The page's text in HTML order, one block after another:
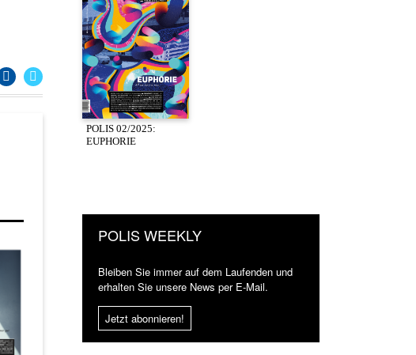
POLIS 02/2025:
EUPHORIE
POLIS WEEKLY
Bleiben Sie immer auf dem Laufenden und
erhalten Sie unsere News per E-Mail.
Jetzt abonnieren!